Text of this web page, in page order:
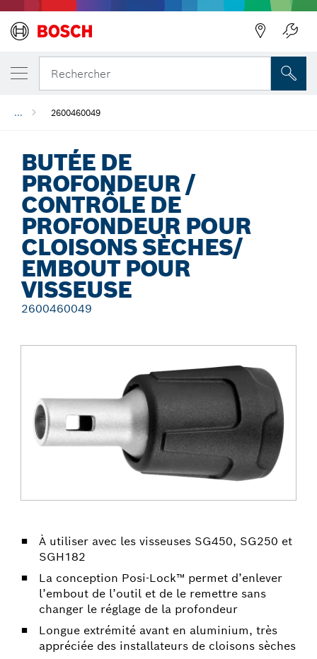
Rechercher
... 2600460049
BUTÉE DE
PROFONDEUR /
CONTRÔLE DE
PROFONDEUR POUR
CLOISONS SÈCHES/
EMBOUT POUR
VISSEUSE
2600460049
À utiliser avec les visseuses SG450, SG250 et
SGH182
La conception Posi-Lock™ permet d’enlever
l’embout de l’outil et de le remettre sans
changer le réglage de la profondeur
Longue extrémité avant en aluminium, très
appréciée des installateurs de cloisons sèches